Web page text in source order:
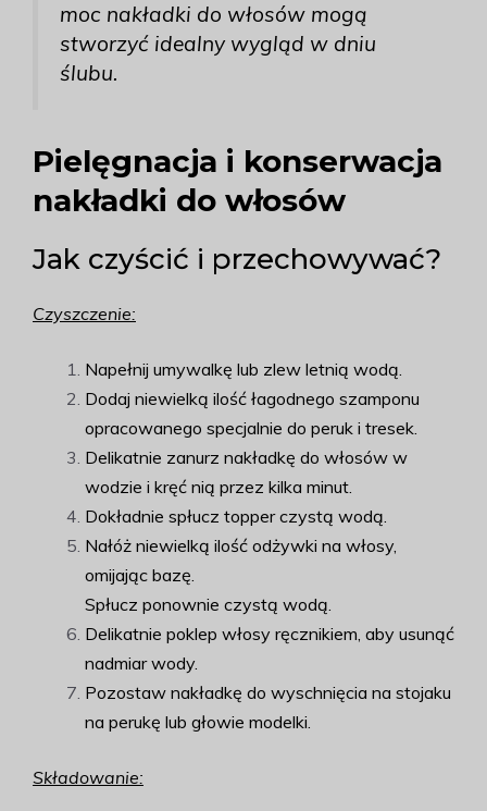
moc nakładki do włosów mogą
stworzyć idealny wygląd w dniu
ślubu.
Pielęgnacja i konserwacja
nakładki do włosów
Jak czyścić i przechowywać?
Czyszczenie:
Napełnij umywalkę lub zlew letnią wodą.
Dodaj niewielką ilość łagodnego szamponu
opracowanego specjalnie do peruk i tresek.
Delikatnie zanurz nakładkę do włosów w
wodzie i kręć nią przez kilka minut.
Dokładnie spłucz topper czystą wodą.
Nałóż niewielką ilość odżywki na włosy,
omijając bazę.
Spłucz ponownie czystą wodą.
Delikatnie poklep włosy ręcznikiem, aby usunąć
nadmiar wody.
Pozostaw nakładkę do wyschnięcia na stojaku
na perukę lub głowie modelki.
Składowanie: